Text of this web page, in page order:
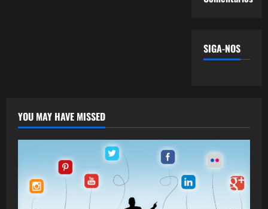
SIGA-NOS
YOU MAY HAVE MISSED